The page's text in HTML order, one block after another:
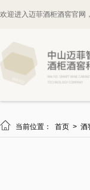
欢迎进入迈菲酒柜酒窖官网
 当前位置： 首页 > 酒